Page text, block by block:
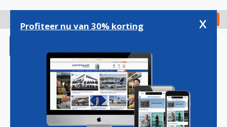
gaan
Check in
Magazine Podcasts Vacatures
Profiteer nu van 30% korting x